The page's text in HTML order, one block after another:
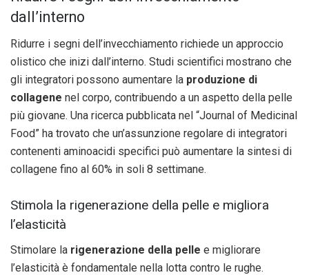
dall’interno
Ridurre i segni dell’invecchiamento richiede un approccio
olistico che inizi dall’interno. Studi scientifici mostrano che
gli integratori possono aumentare la produzione di
collagene nel corpo, contribuendo a un aspetto della pelle
più giovane. Una ricerca pubblicata nel “Journal of Medicinal
Food” ha trovato che un’assunzione regolare di integratori
contenenti aminoacidi specifici può aumentare la sintesi di
collagene fino al 60% in soli 8 settimane.
Stimola la rigenerazione della pelle e migliora
l’elasticità
Stimolare la rigenerazione della pelle e migliorare
l’elasticità è fondamentale nella lotta contro le rughe.